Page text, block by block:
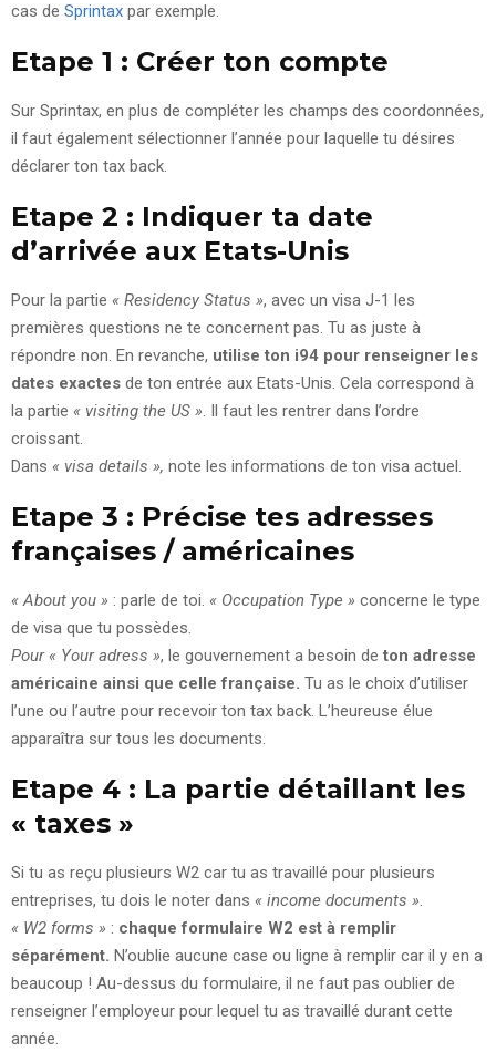
cas de Sprintax par exemple.
Etape 1 : Créer ton compte
Sur Sprintax, en plus de compléter les champs des coordonnées,
il faut également sélectionner l’année pour laquelle tu désires
déclarer ton tax back.
Etape 2 : Indiquer ta date
d’arrivée aux Etats-Unis
Pour la partie « Residency Status », avec un visa J-1 les
premières questions ne te concernent pas. Tu as juste à
répondre non. En revanche, utilise ton i94 pour renseigner les
dates exactes de ton entrée aux Etats-Unis. Cela correspond à
la partie « visiting the US ». Il faut les rentrer dans l’ordre
croissant.
Dans « visa details », note les informations de ton visa actuel.
Etape 3 : Précise tes adresses
françaises / américaines
« About you » : parle de toi. « Occupation Type » concerne le type
de visa que tu possèdes.
Pour « Your adress », le gouvernement a besoin de ton adresse
américaine ainsi que celle française. Tu as le choix d’utiliser
l’une ou l’autre pour recevoir ton tax back. L’heureuse élue
apparaîtra sur tous les documents.
Etape 4 : La partie détaillant les
« taxes »
Si tu as reçu plusieurs W2 car tu as travaillé pour plusieurs
entreprises, tu dois le noter dans « income documents ».
« W2 forms » : chaque formulaire W2 est à remplir
séparément. N’oublie aucune case ou ligne à remplir car il y en a
beaucoup ! Au-dessus du formulaire, il ne faut pas oublier de
renseigner l’employeur pour lequel tu as travaillé durant cette
année.